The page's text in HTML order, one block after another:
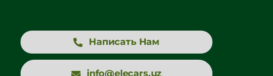
Написать Нам
info@elecars.uz